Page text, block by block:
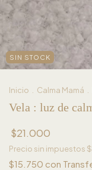
SIN STOCK
Inicio Calma Mamá
Vela : luz de
$21.000
Precio sin impuestos
$15.750 con